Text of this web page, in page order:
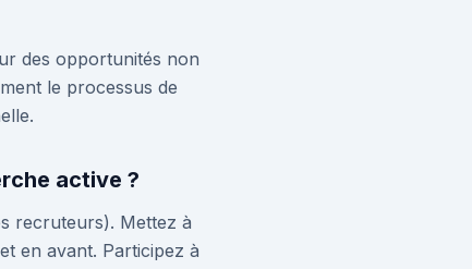
des opportunités non
le processus de
active ?
recruteurs). Mettez à
en avant. Participez à